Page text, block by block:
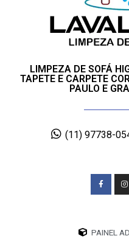
LIMPEZA DE SOFÁ
TAPETE E CARPETE
PAULO E
(11) 97738-
PAINEL